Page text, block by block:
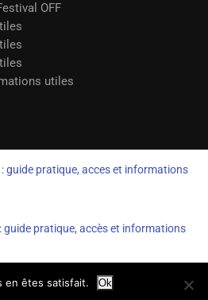
OFF
utiles
guide pratique, acces et informations
pratique, accès et informations
en êtes satisfait. Ok